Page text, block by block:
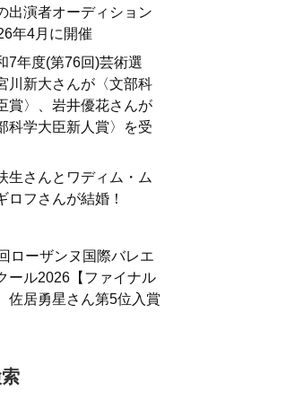
出演者オーディション
年4月に開催
7年度(第76回)芸術選
川新大さんが〈文部科
賞〉、岩井優花さんが
科学大臣新人賞〉を受
生さんとワディム・ム
ロフさんが結婚！
ローザンヌ国際バレエ
ール2026【ファイナル
佐居勇星さん第5位入賞